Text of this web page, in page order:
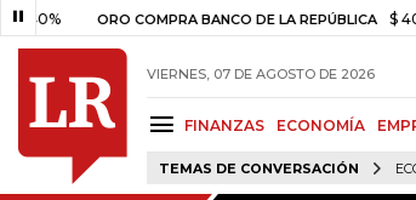
ORO COMPRA BANCO DE LA REPÚBLICA $
VIERNES, 07 DE AGOSTO DE 2026
FINANZAS ECONOMÍA
TEMAS DE CONVERSACIÓN
EN VIVO Posesión